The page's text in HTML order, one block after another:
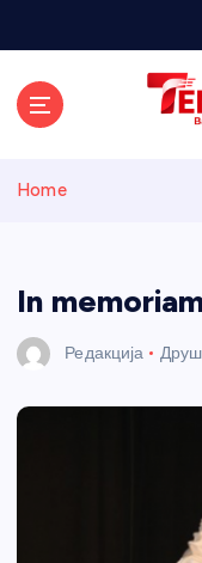
Home
In
Редакција